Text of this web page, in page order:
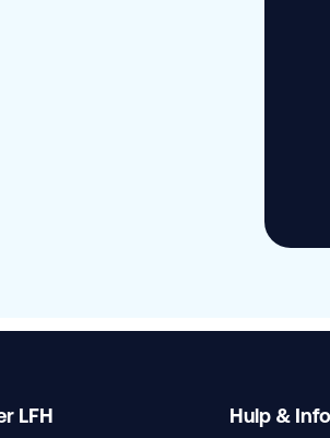
LFH Hulp & Info